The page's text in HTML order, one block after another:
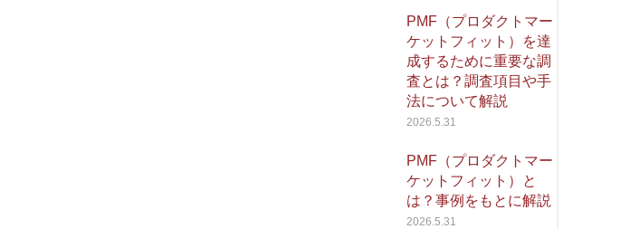
PMF（プロダクトマー
ケットフィット）を達
成するために重要な調
査とは？調査項目や手
法について解説
2026.5.31
PMF（プロダクトマー
ケットフィット）と
は？事例をもとに解説
2026.5.31